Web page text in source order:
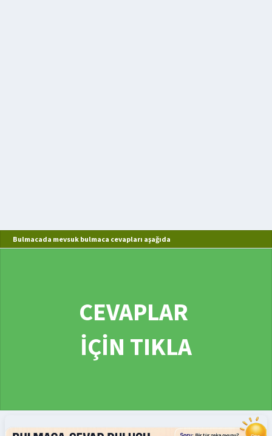
Bulmacada mevsuk bulmaca cevapları aşağıda
CEVAPLAR
İÇİN TIKLA